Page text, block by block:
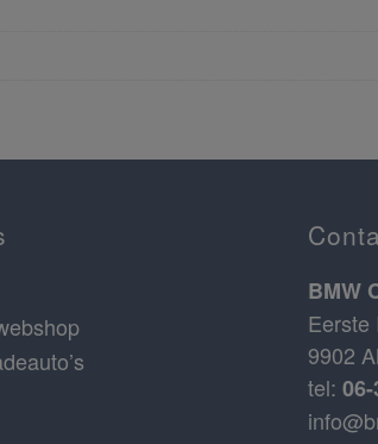
BMW
Eerste
9902
tel: